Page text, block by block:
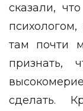
сказали,
там почти
признать,
сделать.